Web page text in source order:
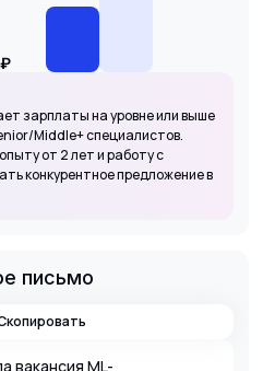
зарплаты на уровне или выше
Middle+ специалистов.
от 2 лет и работу с
конкурентное предложение в
письмо
вакансия ML-